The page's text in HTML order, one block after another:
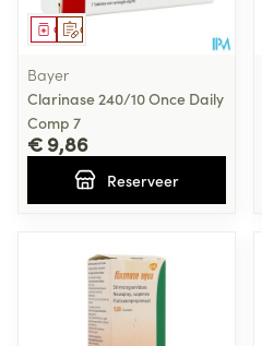
Op voorschrift
Geneesmiddel
Bayer
Clarinase 240/10 Once Daily
Comp 7
€ 9,86
Reserveer